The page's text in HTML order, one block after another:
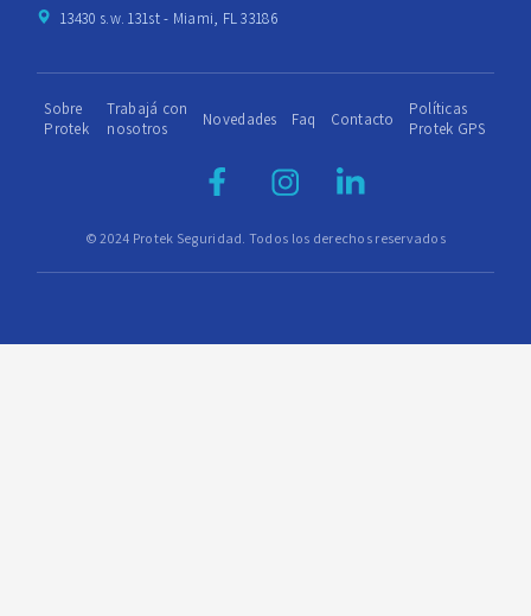
13430 s.w. 131st - Miami, FL 33186
© 2024 Protek Seguridad. Todos los derechos reservados
Sobre
Protek
Trabajá con
nosotros
Novedades Faq Contacto
Políticas
Protek GPS